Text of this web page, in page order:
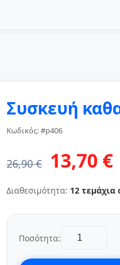
Συσκευή
Κωδικός: #p406
26,90 € 13,70 €
Διαθεσιμότητα: 12 τεμάχια
Ποσότητα: